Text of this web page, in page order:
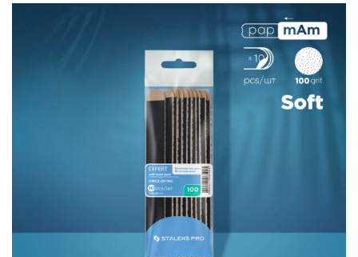
Для одноразового применения.
Для выполнения маникюра и педикюра.
Размер файла 140*20 мм.